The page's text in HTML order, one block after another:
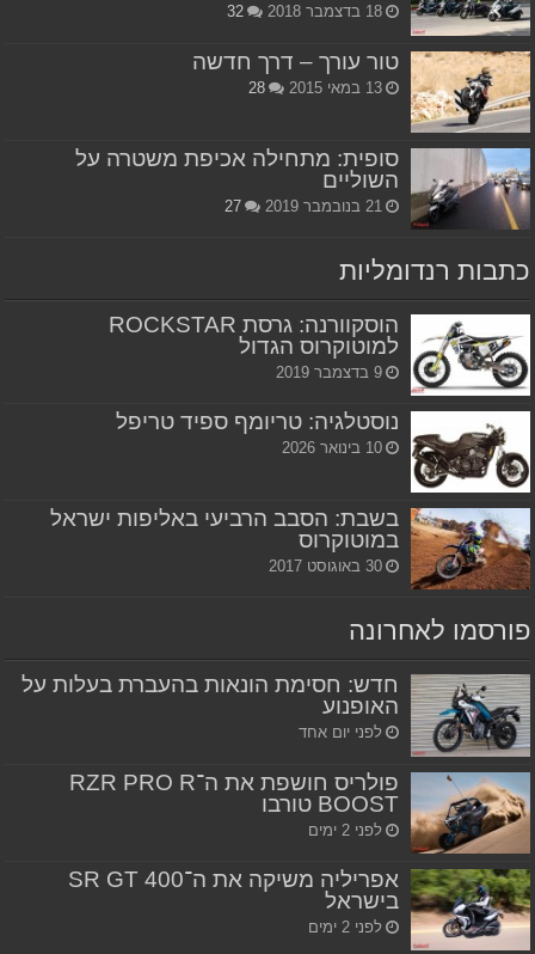
18 בדצמבר 2018 32
טור עורך – דרך חדשה
13 במאי 2015 28
סופית: מתחילה אכיפת משטרה על
השוליים
21 בנובמבר 2019 27
כתבות רנדומליות
הוסקוורנה: גרסת ROCKSTAR
למוטוקרוס הגדול
9 בדצמבר 2019
נוסטלגיה: טריומף ספיד טריפל
10 בינואר 2026
בשבת: הסבב הרביעי באליפות ישראל
במוטוקרוס
30 באוגוסט 2017
פורסמו לאחרונה
חדש: חסימת הונאות בהעברת בעלות על
האופנוע
לפני יום אחד
פולריס חושפת את ה־RZR PRO R
BOOST טורבו
לפני 2 ימים
אפריליה משיקה את ה־SR GT 400
בישראל
לפני 2 ימים